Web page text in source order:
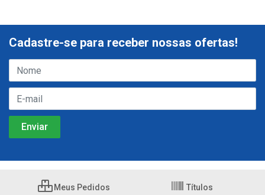
Cadastre-se para receber nossas ofertas!
Meus Pedidos Títulos